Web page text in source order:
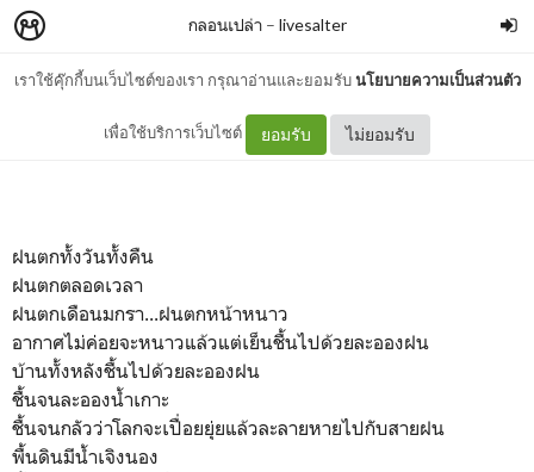
เราใช้คุ๊กกี้บนเว็บไซต์ของเรา กรุณาอ่านและยอมรับนโยบายความเป็นส่วนตัว
เพื่อใช้บริการเว็บไซต์ ยอมรับ ไม่ยอมรับ
กลอนเปล่า– livesalter
โลกชื้น ๆ
ฝนตกทั้งวันทั้งคืน
ฝนตกตลอดเวลา
ฝนตกเดือนมกรา...ฝนตกหน้าหนาว
อากาศไม่ค่อยจะหนาวแล้วแต่เย็นชื้นไปด้วยละอองฝน
บ้านทั้งหลังชื้นไปด้วยละอองฝน
ชื้นจนละอองน้ำเกาะ
ชื้นจนกลัวว่าโลกจะเปื่อยยุ่ยแล้วละลายหายไปกับสายฝน
พื้นดินมีน้ำเจิงนอง